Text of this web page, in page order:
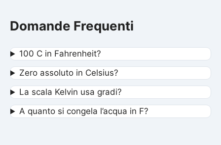
Domande Frequenti
100 C in Fahrenheit?
Zero assoluto in Celsius?
La scala Kelvin usa gradi?
A quanto si congela l’acqua in F?